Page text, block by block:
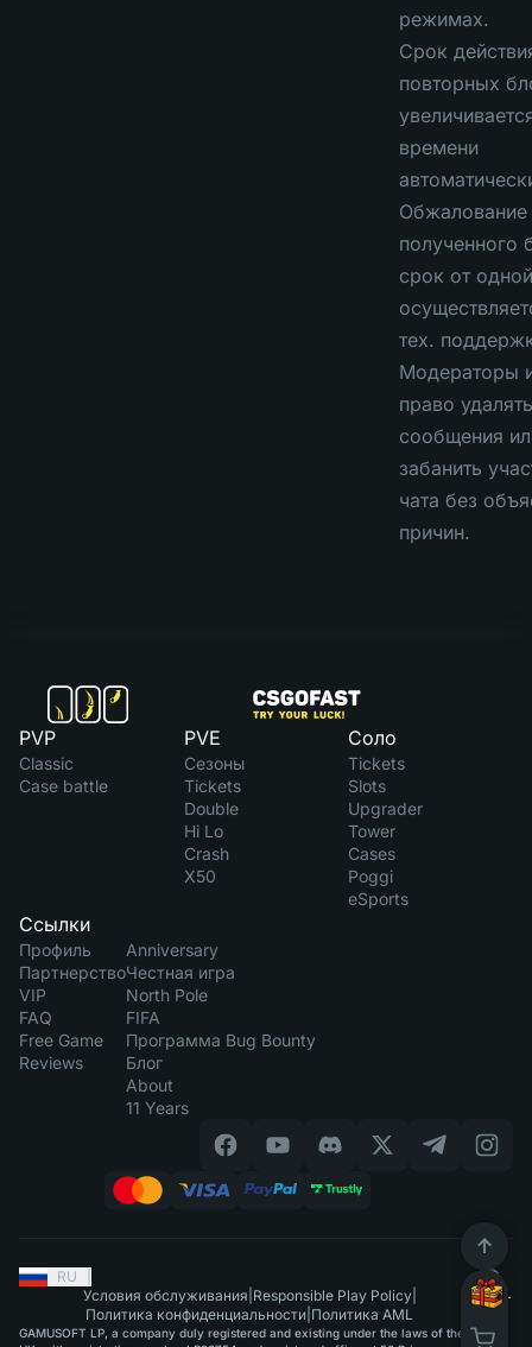
режимах.
Срок
повторных
времени
Обжалование
полученного
срок от
тех.
Модераторы
право удалять
сообщения
забанить
чата без
причин.
PVP
Classic
Case battle
PVE
Сезоны
Tickets
Double
Hi Lo
Crash
X50
Соло
Tickets
Slots
Upgrader
Tower
Cases
Poggi
eSports
Ссылки
Профиль
Партнерство
VIP
FAQ
Free Game
Reviews
Anniversary
Честная игра
North Pole
FIFA
Программа Bug Bounty
Блог
About
11 Years
RU
Условия обслуживания Responsible Play Policy|
Политика конфиденциальности Политика AML
GAMUSOFT LP, a company duly registered and existing under the laws of the